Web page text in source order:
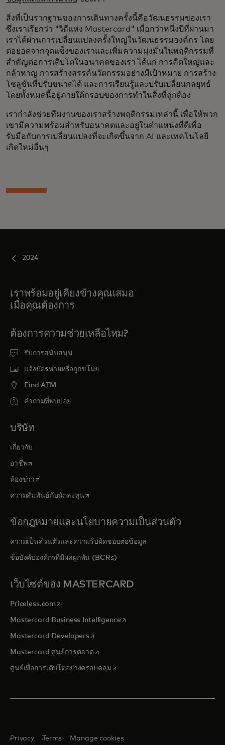
สิ่งที่เป็นรากฐานของการเดินทางครั้งนี้คือวัฒนธรรมของเรา
ซึ่งเราเรียกว่า "วิถีแห่ง Mastercard" เมื่อกว่าหนึ่งปีที่ผ่านมา
เราได้ผ่านการเปลี่ยนแปลงครั้งใหญ่ในวัฒนธรรมองค์กร โดย
ต่อยอดจากจุดแข็งของเราและเพิ่มความมุ่งมั่นในพฤติกรรมที่
สำคัญต่อการเติบโตในอนาคตของเรา ได้แก่ การคิดใหญ่และ
กล้าหาญ การสร้างสรรค์นวัตกรรมอย่างมีเป้าหมาย การสร้าง
โซลูชันที่ปรับขนาดได้ และการเรียนรู้และปรับเปลี่ยนกลยุทธ์
โดยทั้งหมดนี้อยู่ภายใต้กรอบของการทำในสิ่งที่ถูกต้อง
เรากำลังช่วยทีมงานของเราสร้างพฤติกรรมเหล่านี้ เพื่อให้พวก
เขามีความพร้อมสำหรับอนาคตและอยู่ในตำแหน่งที่ดีเพื่อ
รับมือกับการเปลี่ยนแปลงที่จะเกิดขึ้นจาก AI และเทคโนโลยี
เกิดใหม่อื่นๆ
2024
เราพร้อมอยู่เคียงข้างคุณเสมอ
เมื่อคุณต้องการ
ต้องการความช่วยเหลือไหม?
รับการสนับสนุน
แจ้งบัตรหายหรือถูกขโมย
Find ATM
คำถามที่พบบ่อย
บริษัท
เกี่ยวกับ
อาชีพopens in a new tab
ห้องข่าว opens in a new tab
ความสัมพันธ์กับนักลงทุนopens in a new tab
ข้อกฎหมายและนโยบายความเป็นส่วนตัว
ความเป็นส่วนตัวและความรับผิดชอบต่อข้อมูล
ข้อบังคับองค์กรที่มีผลผูกพัน (BCRs)
เว็บไซต์ของ MASTERCARD
Priceless.com opens in a new tab
Mastercard Business Intelligenceopens in a new tab
Mastercard Developersopens in a new tab
Mastercard ศูนย์การตลาด opens in a new tab
ศูนย์เพื่อการเติบโตอย่างครอบคลุมopens in a new tab
Privacy Terms Manage cookies